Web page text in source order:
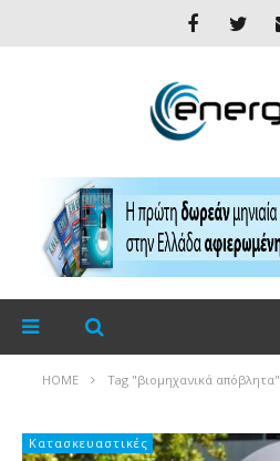
HOME Tag "βιομηχανικά απόβλητα"
Κατασκευαστικές